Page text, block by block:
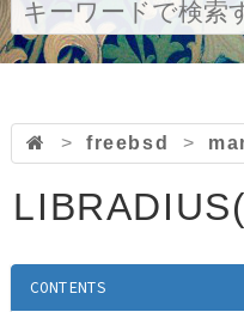
> freebsd >
CONTENTS